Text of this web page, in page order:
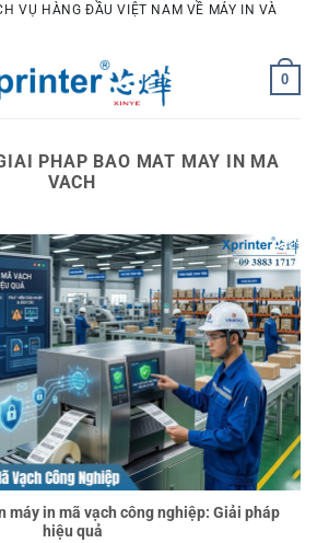
VỤ HÀNG ĐẦU VIỆT NAM VỀ MÁY IN VÀ
0
PHAP BAO MAT MAY IN MA
VACH
máy in mã vạch công nghiệp: Giải pháp
hiệu quả